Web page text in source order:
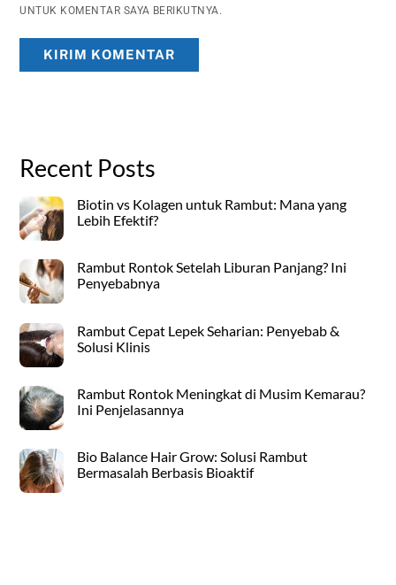
UNTUK KOMENTAR SAYA BERIKUTNYA.
Recent Posts
Biotin vs Kolagen untuk Rambut: Mana yang
Lebih Efektif?
Rambut Rontok Setelah Liburan Panjang? Ini
Penyebabnya
Rambut Cepat Lepek Seharian: Penyebab &
Solusi Klinis
Rambut Rontok Meningkat di Musim Kemarau?
Ini Penjelasannya
Bio Balance Hair Grow: Solusi Rambut
Bermasalah Berbasis Bioaktif